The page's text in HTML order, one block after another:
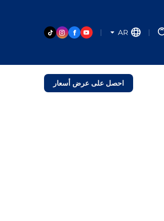
AR
احصل على عرض أسعار